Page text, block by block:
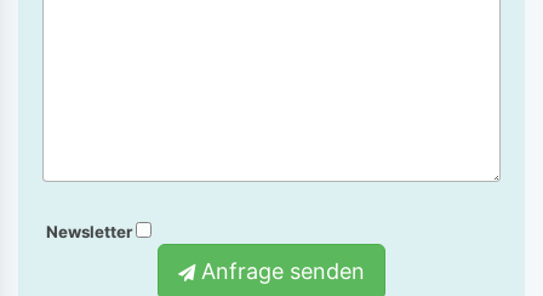
Newsletter
Anfrage senden